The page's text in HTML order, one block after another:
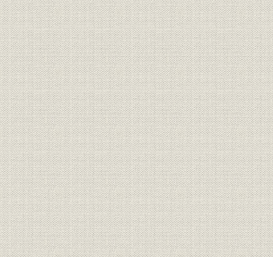
事業所
「依田西村組造靴場本店」。
『東京名家繁昌図録』に、その
石版画が掲載された。その後、
明治17年さらに「桜組」と改称
した。
明治17年
経営者;役員
大沢省三 のちに日本製靴の初代
専務取締役となった。
[明治10年
経営者 若き日の渋沢栄一 [明治12年
投資 元佐倉藩主・堀田正倫 [明治12年
事業所
明治中期における桜組の全景。
(築地)
[明治中期
事業所
隅田川に面した向島に設けられ
た桜組の製革場。
[明治中期
事業所
「桜組」として西村勝三の製
靴・製革事業は立て直しに成功
した。その本店は、築地1丁目
ほぼ現在の中央区役所の地にあ
った。また、銀座3丁目には出
張所を設け、往来する人々の目
[明治14年